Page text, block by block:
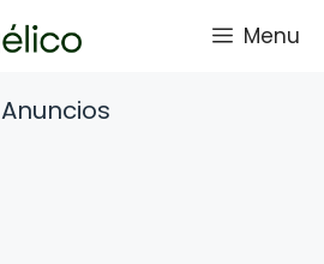
Menu
Anuncios